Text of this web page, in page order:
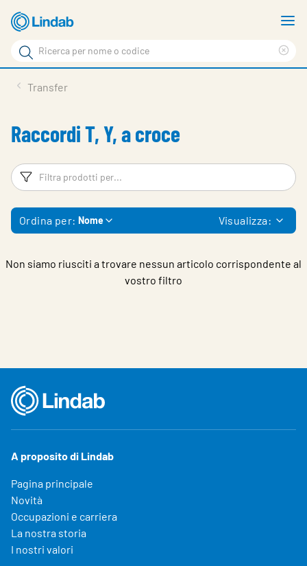
Log
visionare
Cerca
Cerca
Su Lindab
Su Tecnovent
Contatti
Download
Transfer
Raccordi T, Y, a croce
Filtri
Ordina per: Nome Visualizza:
Non siamo riusciti a trovare nessun articolo corrispondente al
vostro filtro
A proposito di Lindab
Pagina principale
Novità
Occupazioni e carriera
La nostra storia
I nostri valori